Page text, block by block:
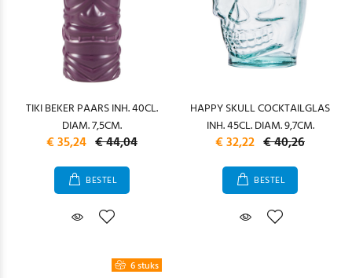
TIKI BEKER PAARS INH. 40CL.
DIAM. 7,5CM.
€ 35,24 € 44,04
BESTEL
HAPPY SKULL COCKTAILGLAS
INH. 45CL. DIAM. 9,7CM.
€ 32,22 € 40,26
BESTEL
6 stuks